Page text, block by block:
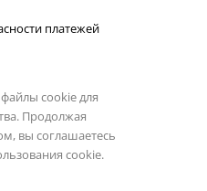
платежей
cookie для
Продолжая
вы соглашаетесь
cookie.